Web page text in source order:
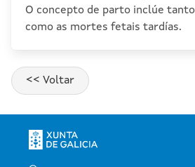
O concepto de parto inclúe
como as mortes fetais tardías.